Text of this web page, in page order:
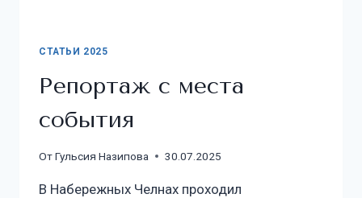
СТАТЬИ 2025
Репортаж с места
события
ОтГульсия Назипова 30.07.2025
В Набережных Челнах проходил